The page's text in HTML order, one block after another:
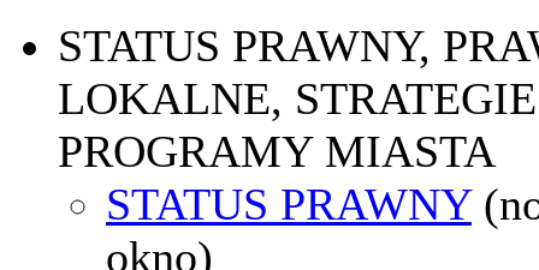
STATUS PRAWNY,
LOKALNE,
PROGRAMY MIASTA
STATUS PRAWNY
okno)